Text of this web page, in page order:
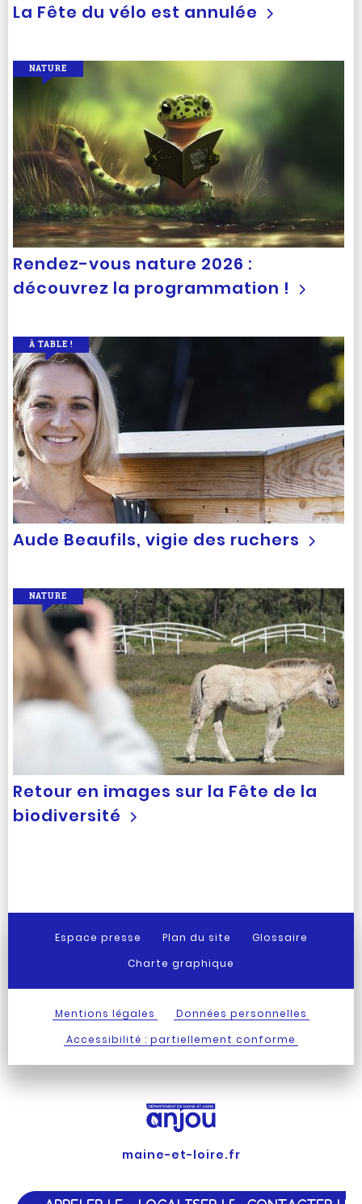
La Fête du vélo est annulée
Rendez-vous nature 2026 :
découvrez la programmation !
NATURE
Aude Beaufils, vigie des ruchers
À TABLE !
Retour en images sur la Fête de la
biodiversité
NATURE
Espace presse Plan du site
Glossaire
Charte graphique
Mentions légales
Données personnelles
Accessibilité : partiellement conforme
maine-et-loire.fr